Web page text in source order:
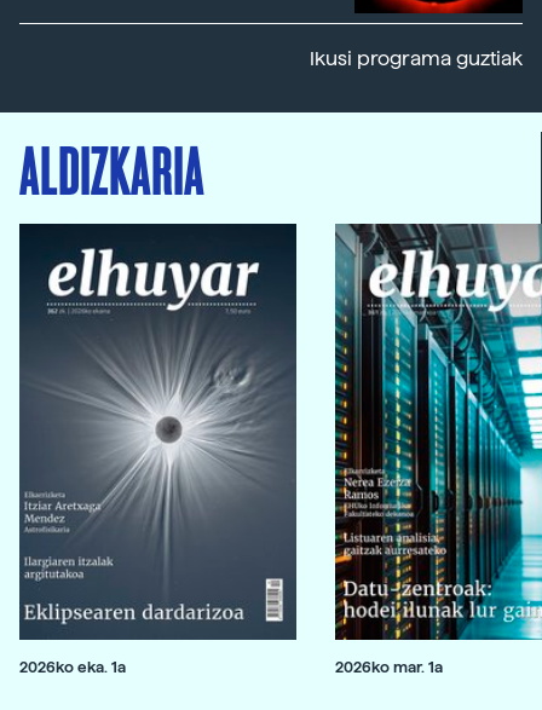
Ikusi programa guztiak
ALDIZKARIA
2026ko eka. 1a 2026ko mar. 1a